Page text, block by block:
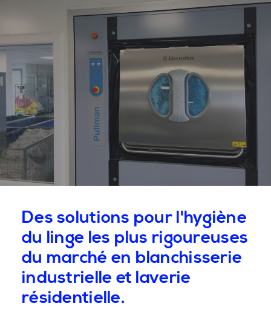
Des solutions pour l'hygiène
du linge les plus rigoureuses
du marché en blanchisserie
industrielle et laverie
résidentielle.